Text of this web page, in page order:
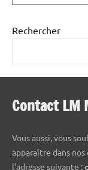
Rechercher
Contact LM
Vous aussi, vous
apparaître dans nos
l'adresse suivante :